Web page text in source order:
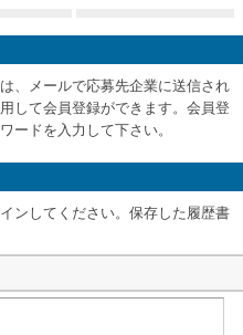
、メールで応募先企業に送信され
して会員登録ができます。会員登
ードを入力して下さい。
ンしてください。保存した履歴書